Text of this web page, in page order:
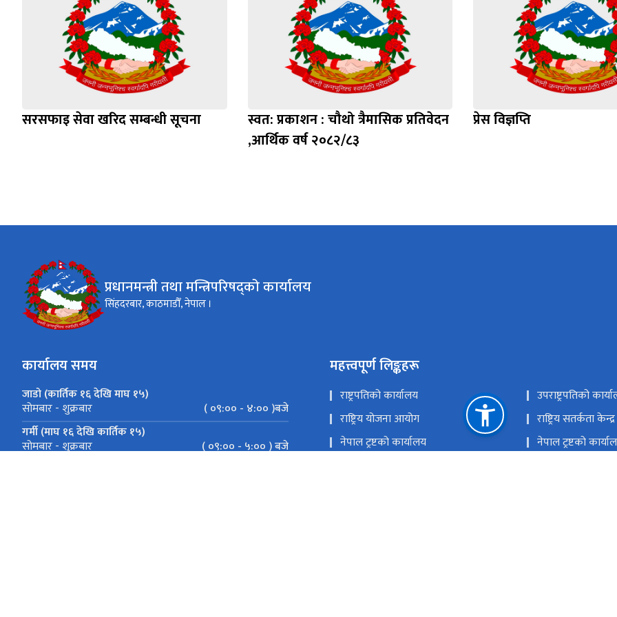
सरसफाइ सेवा खरिद सम्बन्धी सूचना
स्वत: प्रकाशन : चौथो त्रैमासिक प्रतिवेदन
,आर्थिक वर्ष २०८२/८३
प्रेस विज्ञप्ति
प्रधानमन्त्री तथा मन्त्रिपरिषद्को कार्यालय
सिंहदरबार, काठमाडौँ, नेपाल ।
कार्यालय समय
जाडो (कार्तिक १६ देखि माघ १५)
सोमबार - शुक्रबार
( ०९:०० - ४:०० )बजे
गर्मी (माघ १६ देखि कार्तिक १५)
सोमबार - शुक्रबार ( ०९:०० - ५:०० ) बजे
महत्त्वपूर्ण लिङ्कहरू
राष्ट्रपतिको कार्यालय
उपराष्ट्रपतिको
राष्ट्रिय योजना आयोग
राष्ट्रिय सतर्कता केन्द्र
नेपाल ट्रष्टको कार्यालय
नेपाल ट्रष्टको